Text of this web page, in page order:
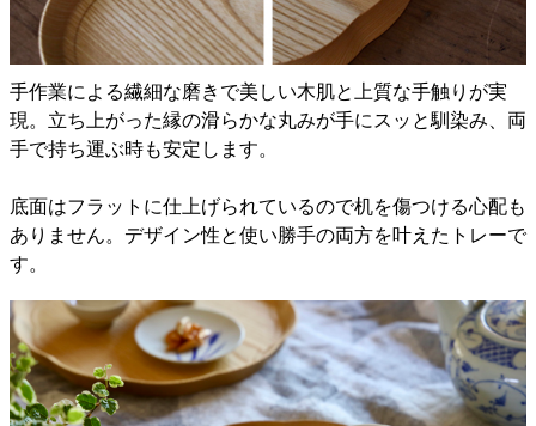
手作業による繊細な磨きで美しい木肌と上質な手触りが実
現。立ち上がった縁の滑らかな丸みが手にスッと馴染み、両
手で持ち運ぶ時も安定します。
底面はフラットに仕上げられているので机を傷つける心配も
ありません。デザイン性と使い勝手の両方を叶えたトレーで
す。